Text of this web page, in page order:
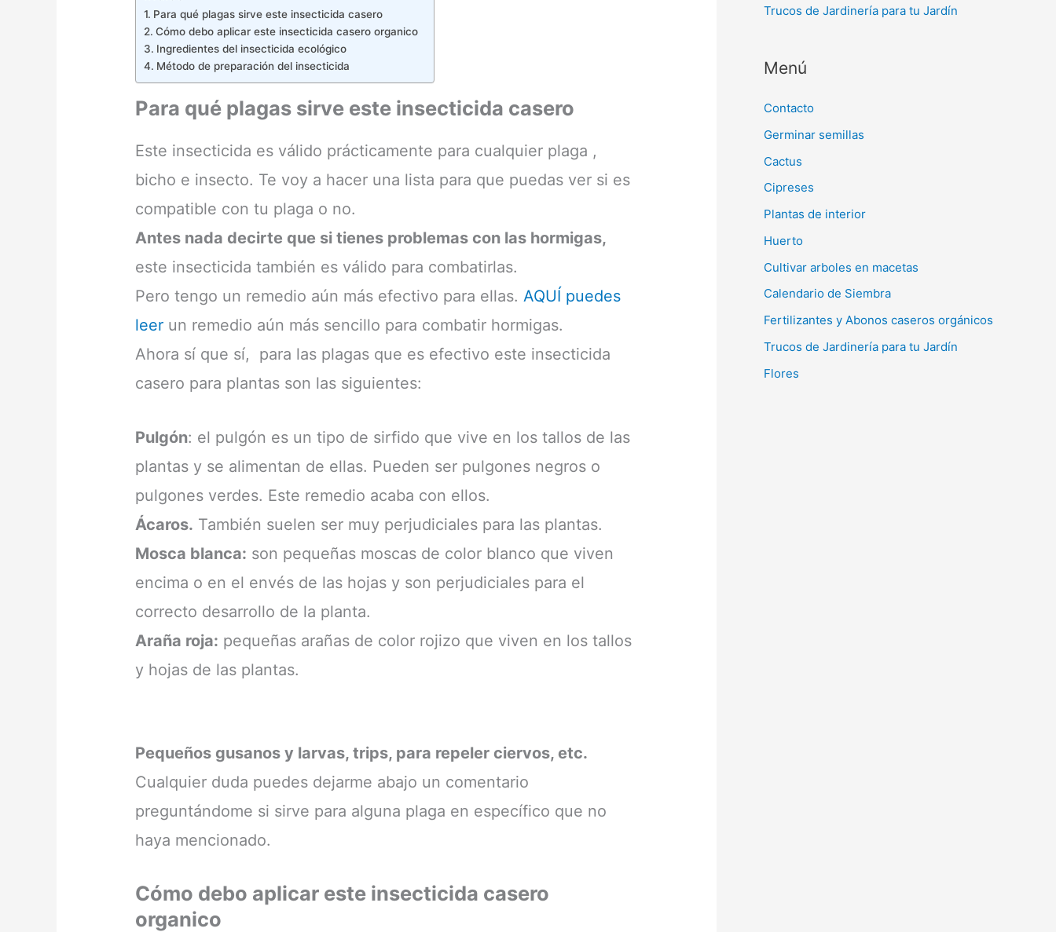
Para qué plagas sirve este insecticida casero
Cómo debo aplicar este insecticida casero organico
Ingredientes del insecticida ecológico
Método de preparación del insecticida
Para qué plagas sirve este insecticida casero
Este insecticida es válido prácticamente para cualquier plaga ,
bicho e insecto. Te voy a hacer una lista para que puedas ver si es
compatible con tu plaga o no.
Antes nada decirte que si tienes problemas con las hormigas,
este insecticida también es válido para combatirlas.
Pero tengo un remedio aún más efectivo para ellas.AQUÍ puedes
leer un remedio aún más sencillo para combatir hormigas.
Ahora sí que sí, para las plagas que es efectivo este insecticida
casero para plantas son las siguientes:
Pulgón: el pulgón es un tipo de sirfido que vive en los tallos de las
plantas y se alimentan de ellas. Pueden ser pulgones negros o
pulgones verdes. Este remedio acaba con ellos.
Ácaros. También suelen ser muy perjudiciales para las plantas.
Mosca blanca: son pequeñas moscas de color blanco que viven
encima o en el envés de las hojas y son perjudiciales para el
correcto desarrollo de la planta.
Araña roja: pequeñas arañas de color rojizo que viven en los tallos
y hojas de las plantas.
Pequeños gusanos y larvas, trips, para repeler ciervos, etc.
Cualquier duda puedes dejarme abajo un comentario
preguntándome si sirve para alguna plaga en específico que no
haya mencionado.
Cómo debo aplicar este insecticida casero
organico
Trucos de Jardinería para tu Jardín
Menú
Contacto
Germinar semillas
Cactus
Cipreses
Plantas de interior
Huerto
Cultivar arboles en macetas
Calendario de Siembra
Fertilizantes y Abonos caseros orgánicos
Trucos de Jardinería para tu Jardín
Flores